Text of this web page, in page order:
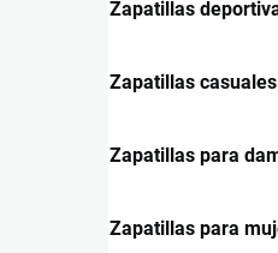
Zapatillas
Zapatillas
Zapatillas para
Zapatillas para